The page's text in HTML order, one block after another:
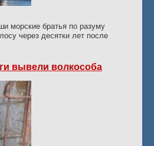
морские братья по разуму
через десятки лет после
вывели волкособа